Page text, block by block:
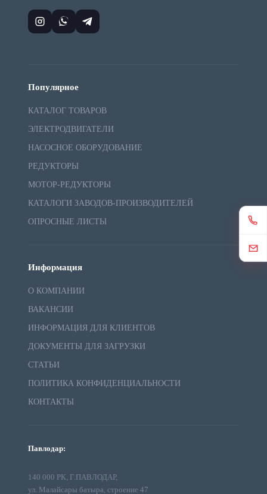
Популярное
КАТАЛОГ ТОВАРОВ
ЭЛЕКТРОДВИГАТЕЛИ
НАСОСНОЕ ОБОРУДОВАНИЕ
РЕДУКТОРЫ
МОТОР-РЕДУКТОРЫ
КАТАЛОГИ ЗАВОДОВ-ПРОИЗВОДИТЕЛЕЙ
ОПРОСНЫЕ ЛИСТЫ
Информация
О КОМПАНИИ
ВАКАНСИИ
ИНФОРМАЦИЯ ДЛЯ КЛИЕНТОВ
ДОКУМЕНТЫ ДЛЯ ЗАГРУЗКИ
СТАТЬИ
ПОЛИТИКА КОНФИДЕНЦИАЛЬНОСТИ
КОНТАКТЫ
Павлодар:
140 000 РК, Г.ПАВЛОДАР,
ул. Малайсары батыра, строение 47